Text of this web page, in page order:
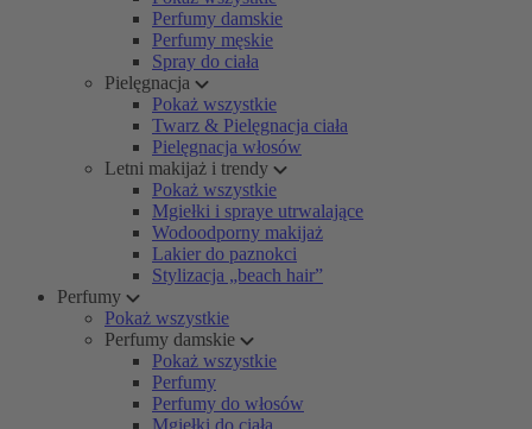
Perfumy damskie
Perfumy męskie
Spray do ciała
Pielęgnacja
Pokaż wszystkie
Twarz & Pielęgnacja ciała
Pielęgnacja włosów
Letni makijaż i trendy
Pokaż wszystkie
Mgiełki i spraye utrwalające
Wodoodporny makijaż
Lakier do paznokci
Stylizacja „beach hair”
Perfumy
Pokaż wszystkie
Perfumy damskie
Pokaż wszystkie
Perfumy
Perfumy do włosów
Mgiełki do ciała